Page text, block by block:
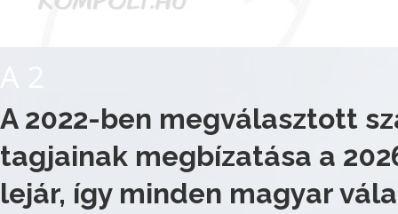
A 2022-ben megválasztott
tagjainak megbízatása a
lejár, így minden magyar